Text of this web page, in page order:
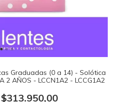
Graduadas (0 a 14) - Solótica
2 AÑOS - LCCN1A2 - LCCG1A2
$313.950,00